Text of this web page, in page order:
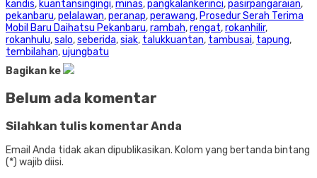
kandis, kuantansingingi,minas,pangkalankerinci,pasirpangaraian,
pekanbaru,pelalawan,peranap,perawang, Prosedur Serah Terima
Mobil Baru Daihatsu Pekanbaru,rambah,rengat,rokanhilir,
rokanhulu,salo,seberida,siak, talukkuantan, tambusai, tapung,
tembilahan,ujungbatu
Bagikan ke
Belum ada komentar
Silahkan tulis komentar Anda
Email Anda tidak akan dipublikasikan. Kolom yang bertanda bintang
(*) wajib diisi.